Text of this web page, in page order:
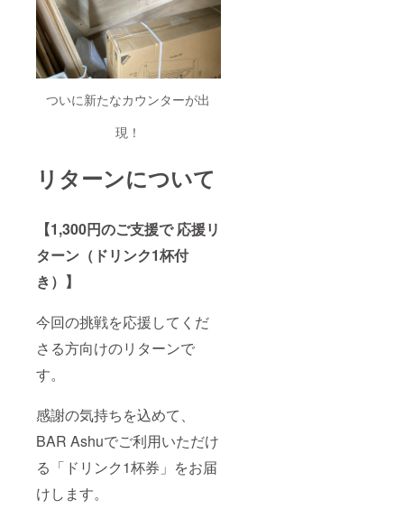
ついに新たなカウンターが出
現！
リターンについて
【1,300円のご支援で 応援リ
ターン（ドリンク1杯付
き）】
今回の挑戦を応援してくだ
さる方向けのリターンで
す。
感謝の気持ちを込めて、
BAR Ashuでご利用いただけ
る「ドリンク1杯券」をお届
けします。